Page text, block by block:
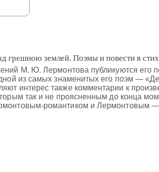
грешною землей. Поэмы и повести в
М. Ю. Лермонтова публикуются его
из самых знаменитых его поэм —
интерес также комментарии к
так и не проясненным до конца
романтиком и Лермонтовым —